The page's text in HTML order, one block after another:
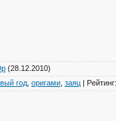
(28.12.2010)
год оригами заяц | Рейтинг: